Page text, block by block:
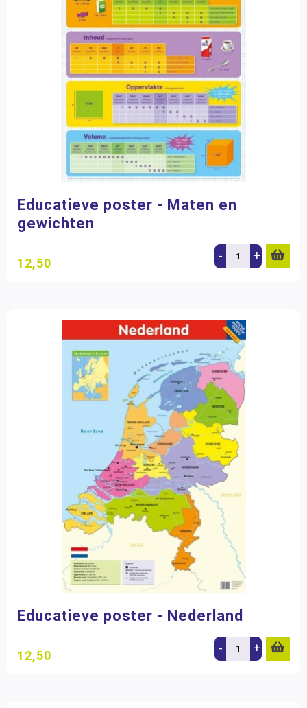
Educatieve poster - Maten en
gewichten
12,50 - +
Educatieve poster - Nederland
12,50 - +